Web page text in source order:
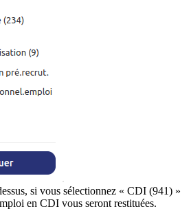
si vous sélectionnez « CDI (941) »
en CDI vous seront restituées.